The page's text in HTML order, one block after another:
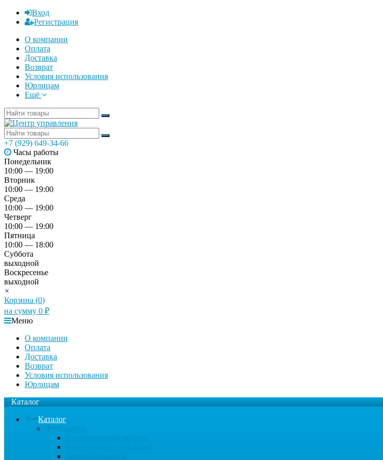
Вход
Регистрация
О компании
Оплата
Доставка
Возврат
Условия использования
Юрлицам
Ещё
+7 (929) 649-34-66
Часы работы
Понедельник
10:00 — 19:00
Вторник
10:00 — 19:00
Среда
10:00 — 19:00
Четверг
10:00 — 19:00
Пятница
10:00 — 18:00
Суббота
выходной
Воскресенье
выходной
×
Корзина (0)
на сумму 0 ₽
Меню
О компании
Оплата
Доставка
Возврат
Условия использования
Юрлицам
Каталог
Каталог